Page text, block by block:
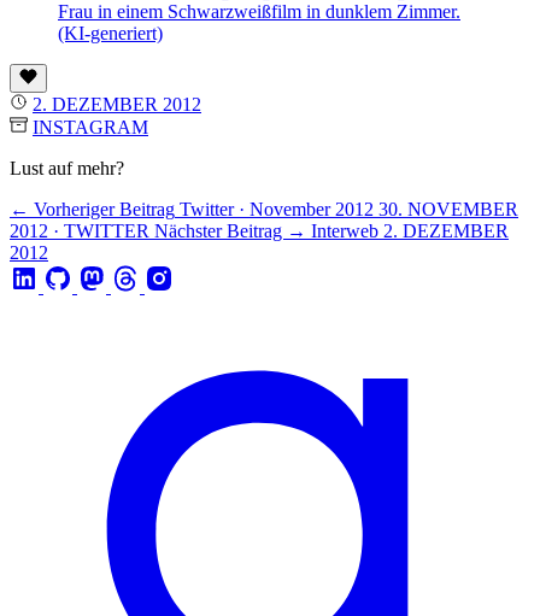
2. DEZEMBER 2012
INSTAGRAM
Lust auf mehr?
← Vorheriger Beitrag Twitter · November 2012 30. NOVEMBER
2012 · TWITTER Nächster Beitrag → Interweb 2. DEZEMBER
2012